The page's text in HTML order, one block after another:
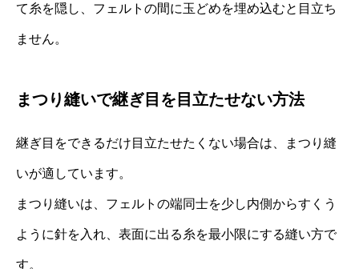
て糸を隠し、フェルトの間に玉どめを埋め込むと目立ち
ません。
まつり縫いで継ぎ目を目立たせない方法
継ぎ目をできるだけ目立たせたくない場合は、まつり縫
いが適しています。
まつり縫いは、フェルトの端同士を少し内側からすくう
ように針を入れ、表面に出る糸を最小限にする縫い方で
す。